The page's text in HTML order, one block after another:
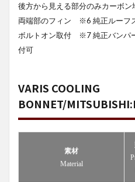
後方から見える部分のみカーボ
両端部のフィン ※6 純正ルーフ
ボルトオン取付 ※7 純正バンパ
付可
VARIS COOLING
BONNET/
素材
Material